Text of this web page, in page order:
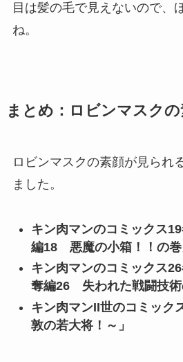
目は髪の毛で見えないので、
ね。
まとめ：ロビンマスクの
ロビンマスクの素顔が見られ
ました。
キン肉マンのコミックス
編18 悪魔の小箱！！の巻
キン肉マンのコミックス
奪編26 失われた戦闘技術
キン肉マンII世のコミック
敦の若大将！～」